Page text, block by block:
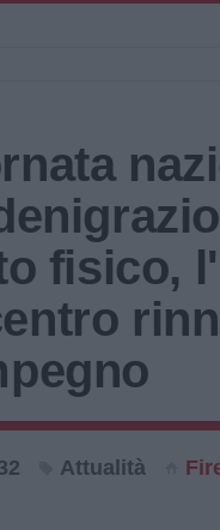
fisico,
Attualità